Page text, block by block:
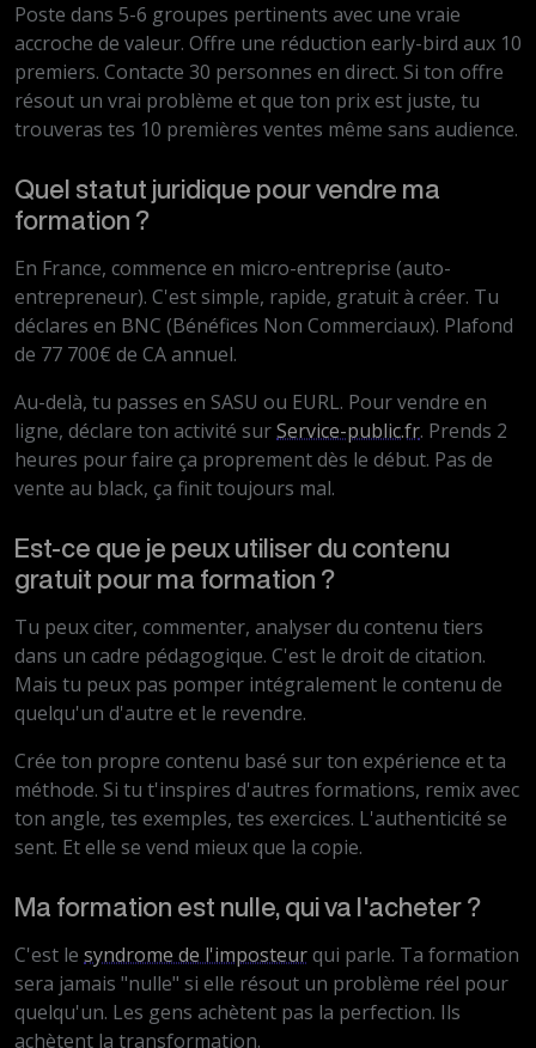
Poste dans 5-6 groupes pertinents avec une vraie
accroche de valeur. Offre une réduction early-bird aux 10
premiers. Contacte 30 personnes en direct. Si ton offre
résout un vrai problème et que ton prix est juste, tu
trouveras tes 10 premières ventes même sans audience.
Quel statut juridique pour vendre ma
formation ?
En France, commence en micro-entreprise (auto-
entrepreneur). C'est simple, rapide, gratuit à créer. Tu
déclares en BNC (Bénéfices Non Commerciaux). Plafond
de 77 700€ de CA annuel.
Au-delà, tu passes en SASU ou EURL. Pour vendre en
ligne, déclare ton activité surService-public.fr. Prends 2
heures pour faire ça proprement dès le début. Pas de
vente au black, ça finit toujours mal.
Est-ce que je peux utiliser du contenu
gratuit pour ma formation ?
Tu peux citer, commenter, analyser du contenu tiers
dans un cadre pédagogique. C'est le droit de citation.
Mais tu peux pas pomper intégralement le contenu de
quelqu'un d'autre et le revendre.
Crée ton propre contenu basé sur ton expérience et ta
méthode. Si tu t'inspires d'autres formations, remix avec
ton angle, tes exemples, tes exercices. L'authenticité se
sent. Et elle se vend mieux que la copie.
Ma formation est nulle, qui va l'acheter ?
C'est le syndrome de l'imposteurqui parle. Ta formation
sera jamais "nulle" si elle résout un problème réel pour
quelqu'un. Les gens achètent pas la perfection. Ils
achètent la transformation.